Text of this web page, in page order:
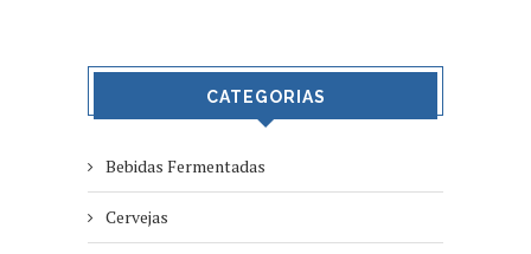
CATEGORIAS
Bebidas Fermentadas
Cervejas